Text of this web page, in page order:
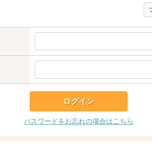
パスワードをお忘れの場合はこちら